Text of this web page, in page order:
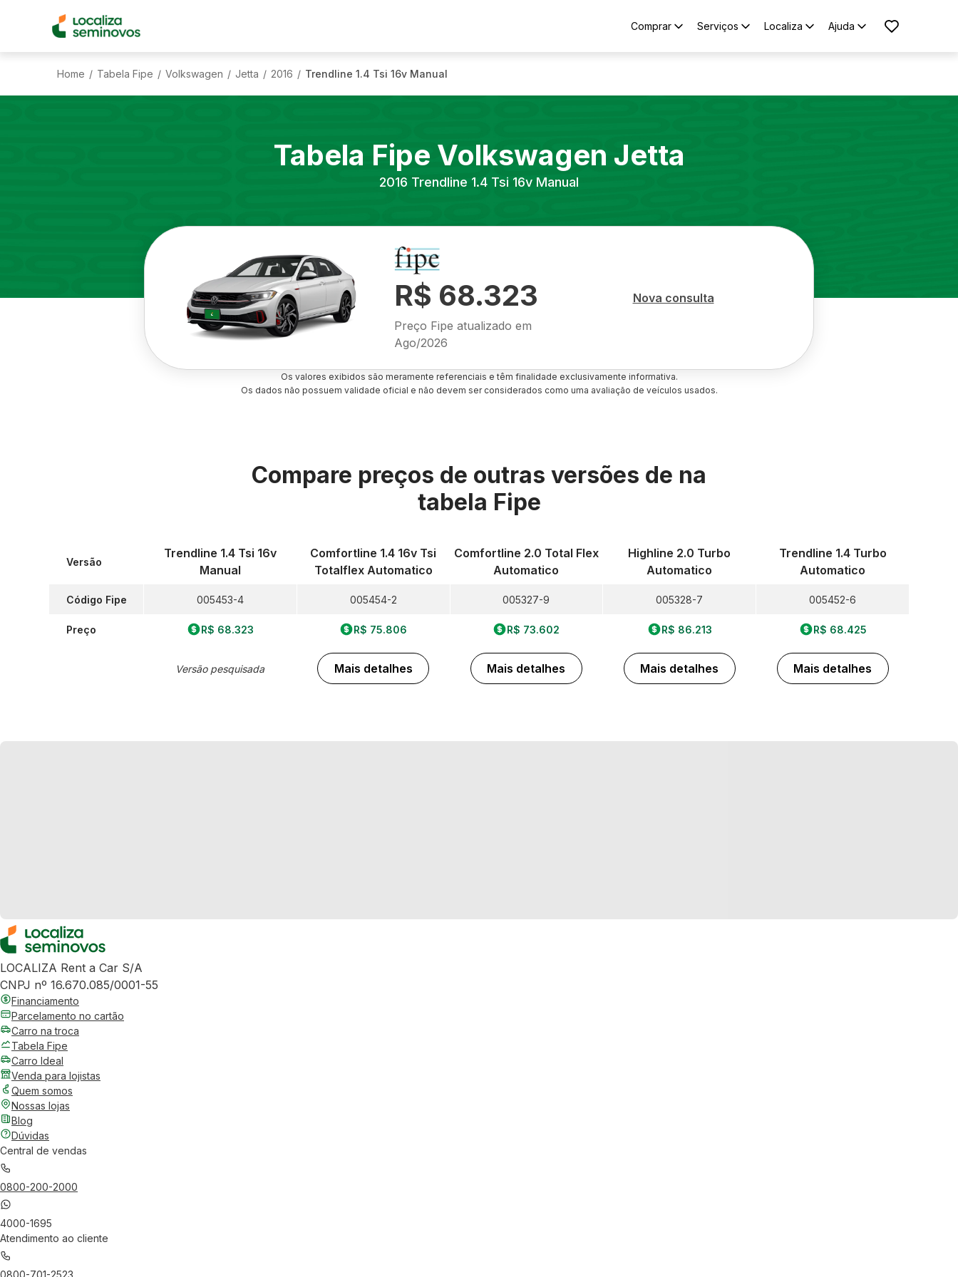
Comprar Serviços Localiza Ajuda
Home / Tabela Fipe / Volkswagen / Jetta / 2016 / Trendline 1.4 Tsi 16v Manual
Tabela Fipe Volkswagen Jetta
2016 Trendline 1.4 Tsi 16v Manual
R$ 68.323
Preço Fipe atualizado em
Ago/2026
Nova consulta
Os valores exibidos são meramente referenciais e têm finalidade exclusivamente informativa.
Os dados não possuem validade oficial e não devem ser considerados como uma avaliação de veículos usados.
Compare preços de outras versões de na
tabela Fipe
Versão
Código Fipe
Preço
Trendline 1.4 Tsi 16v
Manual
005453-4
R$ 68.323
Versão pesquisada
Comfortline 1.4 16v Tsi
Totalflex Automatico
005454-2
R$ 75.806
Mais detalhes
Comfortline 2.0 Total Flex
Automatico
005327-9
R$ 73.602
Mais detalhes
Highline 2.0 Turbo
Automatico
005328-7
R$ 86.213
Mais detalhes
Trendline 1.4 Turbo
Automatico
005452-6
R$ 68.425
Mais detalhes
LOCALIZA Rent a Car S/A
CNPJ nº 16.670.085/0001-55
Financiamento
Parcelamento no cartão
Carro na troca
Tabela Fipe
Carro Ideal
Venda para lojistas
Quem somos
Nossas lojas
Blog
Dúvidas
Central de vendas
0800-200-2000
4000-1695
Atendimento ao cliente
0800-701-2523